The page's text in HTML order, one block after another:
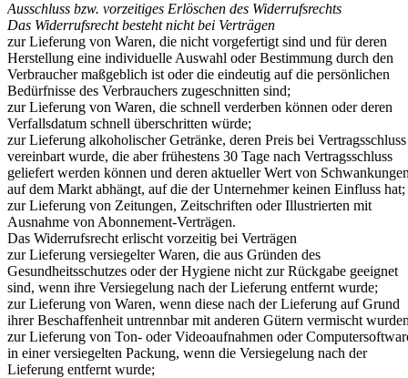
Ausschluss bzw. vorzeitiges Erlöschen des Widerrufsrechts
Das Widerrufsrecht besteht nicht bei Verträgen
zur Lieferung von Waren, die nicht vorgefertigt sind und für deren
Herstellung eine individuelle Auswahl oder Bestimmung durch den
Verbraucher maßgeblich ist oder die eindeutig auf die persönlichen
Bedürfnisse des Verbrauchers zugeschnitten sind;
zur Lieferung von Waren, die schnell verderben können oder deren
Verfallsdatum schnell überschritten würde;
zur Lieferung alkoholischer Getränke, deren Preis bei Vertragsschluss
vereinbart wurde, die aber frühestens 30 Tage nach Vertragsschluss
geliefert werden können und deren aktueller Wert von
auf dem Markt abhängt, auf die der Unternehmer keinen Einfluss hat;
zur Lieferung von Zeitungen, Zeitschriften oder Illustrierten mit
Ausnahme von Abonnement-Verträgen.
Das Widerrufsrecht erlischt vorzeitig bei Verträgen
zur Lieferung versiegelter Waren, die aus Gründen des
Gesundheitsschutzes oder der Hygiene nicht zur Rückgabe geeignet
sind, wenn ihre Versiegelung nach der Lieferung entfernt wurde;
zur Lieferung von Waren, wenn diese nach der Lieferung auf Grund
ihrer Beschaffenheit untrennbar mit anderen Gütern vermischt
zur Lieferung von Ton- oder Videoaufnahmen oder
in einer versiegelten Packung, wenn die Versiegelung nach der
Lieferung entfernt wurde;